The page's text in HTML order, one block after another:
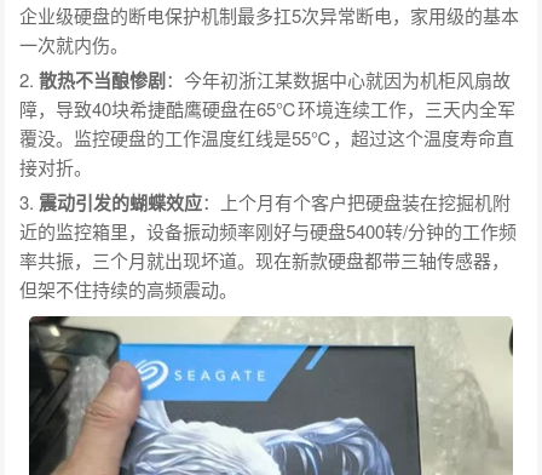
企业级硬盘的断电保护机制最多扛5次异常断电，家用级的基本
一次就内伤。
2.散热不当酿惨剧：今年初浙江某数据中心就因为机柜风扇故
障，导致40块希捷酷鹰硬盘在65℃环境连续工作，三天内全军
覆没。监控硬盘的工作温度红线是55℃，超过这个温度寿命直
接对折。
3. 震动引发的蝴蝶效应：上个月有个客户把硬盘装在挖掘机附
近的监控箱里，设备振动频率刚好与硬盘5400转/分钟的工作频
率共振，三个月就出现坏道。现在新款硬盘都带三轴传感器，
但架不住持续的高频震动。